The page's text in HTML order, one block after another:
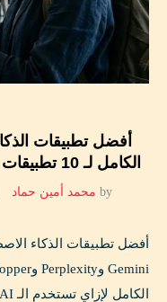
الكامل لـ 10 تطبيقات هتغير طريقة تخطيطك للرحلات
by محمد أمين حماد